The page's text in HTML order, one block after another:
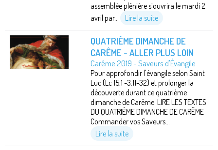
assemblée plénière s’ouvrira le mardi 2
avril par...
Lire la suite
QUATRIÈME DIMANCHE DE
CARÊME - ALLER PLUS LOIN
Carême 2019 - Saveurs d'Évangile
Pour approfondir l'évangile selon Saint
Luc (Lc 15,1 -3.11-32) et prolonger la
découverte durant ce quatrième
dimanche de Carême. LIRE LES TEXTES
DU QUATRIÈME DIMANCHE DE CARÊME
Commander vos Saveurs...
Lire la suite